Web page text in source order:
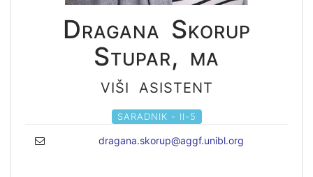
Dragana Skorup
Stupar, ma
viši asistent
SARADNIK - II-5
dragana.skorup@aggf.unibl.org